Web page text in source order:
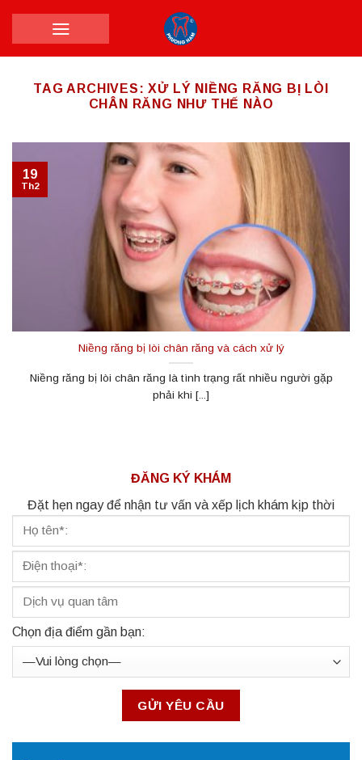
TAG ARCHIVES:XỬ LÝ NIỀNG RĂNG BỊ LÒI
CHÂN RĂNG NHƯ THẾ NÀO
Niềng răng bị lòi chân răng và cách xử lý
Niềng răng bị lòi chân răng là tình trạng rất nhiều người gặp
phải khi [...]
19
Th2
ĐĂNG KÝ KHÁM
Đặt hẹn ngay để nhận tư vấn và xếp lịch khám kịp thời
Chọn địa điểm gần bạn: